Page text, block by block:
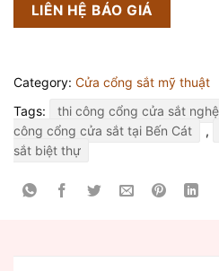
LIÊN HỆ BÁO GIÁ
Category: Cửa cổng sắt mỹ thuật
Tags:
thi công cổng cửa sắt
công cổng cửa sắt tại Bến Cát
,
sắt biệt thự